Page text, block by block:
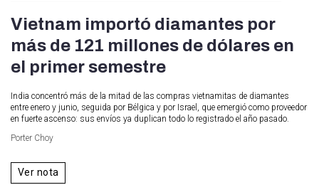
Vietnam importó diamantes por
más de 121 millones de dólares en
el primer semestre
India concentró más de la mitad de las compras vietnamitas de diamantes
entre enero y junio, seguida por Bélgica y por Israel, que emergió como proveedor
en fuerte ascenso: sus envíos ya duplican todo lo registrado el año pasado.
Porter Choy
Ver nota